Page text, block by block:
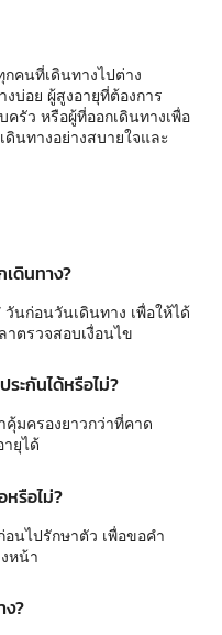
คนที่เดินทางไปต่าง
บ่อย ผู้สูงอายุที่ต้องการ
รัว หรือผู้ที่ออกเดินทางเพื่อ
นทางอย่างสบายใจและ
ดินทาง?
นก่อนวันเดินทาง เพื่อให้ได้
ตรวจสอบเงื่อนไข
ระกันได้หรือไม่?
คุ้มครองยาวกว่าที่คาด
ยุได้
รือไม่?
นไปรักษาตัว เพื่อขอคำ
หน้า
ง?